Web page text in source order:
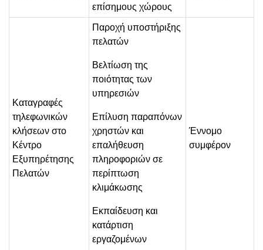
επίσημους χώρους
Καταγραφές
τηλεφωνικών
κλήσεων στο
Κέντρο
Εξυπηρέτησης
Πελατών
Παροχή υποστήριξης
πελατών
Βελτίωση της
ποιότητας των
υπηρεσιών
Επίλυση παραπόνων
χρηστών και
επαλήθευση
πληροφοριών σε
περίπτωση
κλιμάκωσης
Εκπαίδευση και
κατάρτιση
εργαζομένων
Έννομο
συμφέρον